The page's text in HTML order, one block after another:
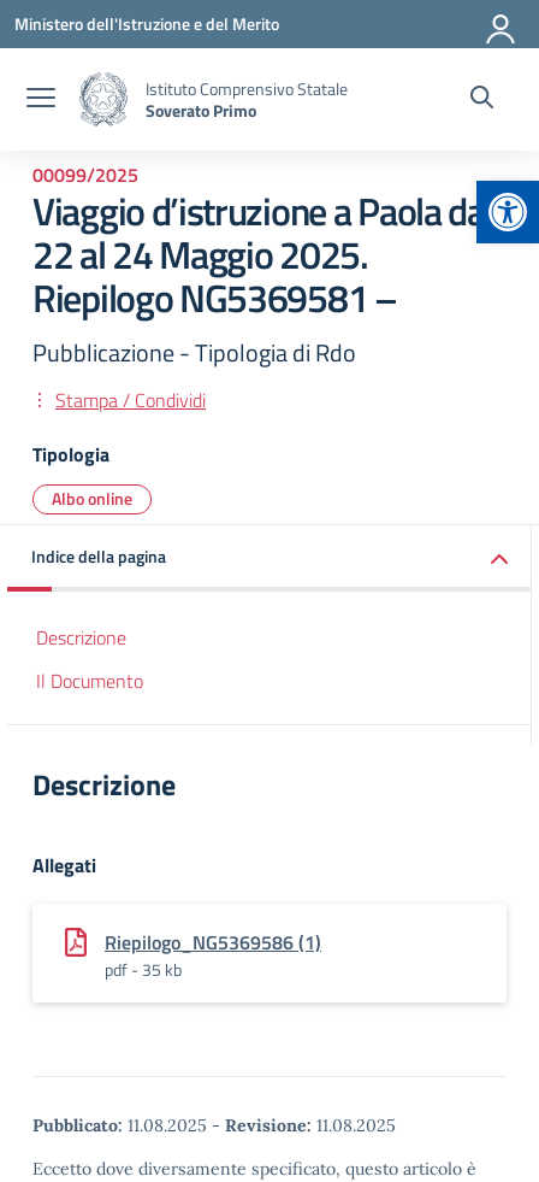
Vai ai contenuti
Vai al menu di navigazione
Vai al footer
Ministero dell'Istruzione e del Merito
Istituto Comprensivo Statale
Soverato Primo
00099/2025
Viaggio d’istruzione a Paola dal
22 al 24 Maggio 2025.
Riepilogo NG5369581 –
Pubblicazione - Tipologia di Rdo
Stampa / Condividi
Tipologia
Albo online
Indice della pagina
Descrizione
Il Documento
Descrizione
Allegati
Riepilogo_NG5369586 (1)
pdf - 35 kb
Pubblicato: 11.08.2025 - Revisione: 11.08.2025
Eccetto dove diversamente specificato, questo articolo è